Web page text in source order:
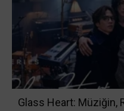
Glass Heart: Müziğin,